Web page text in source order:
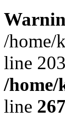
/home/
line
/
line 267